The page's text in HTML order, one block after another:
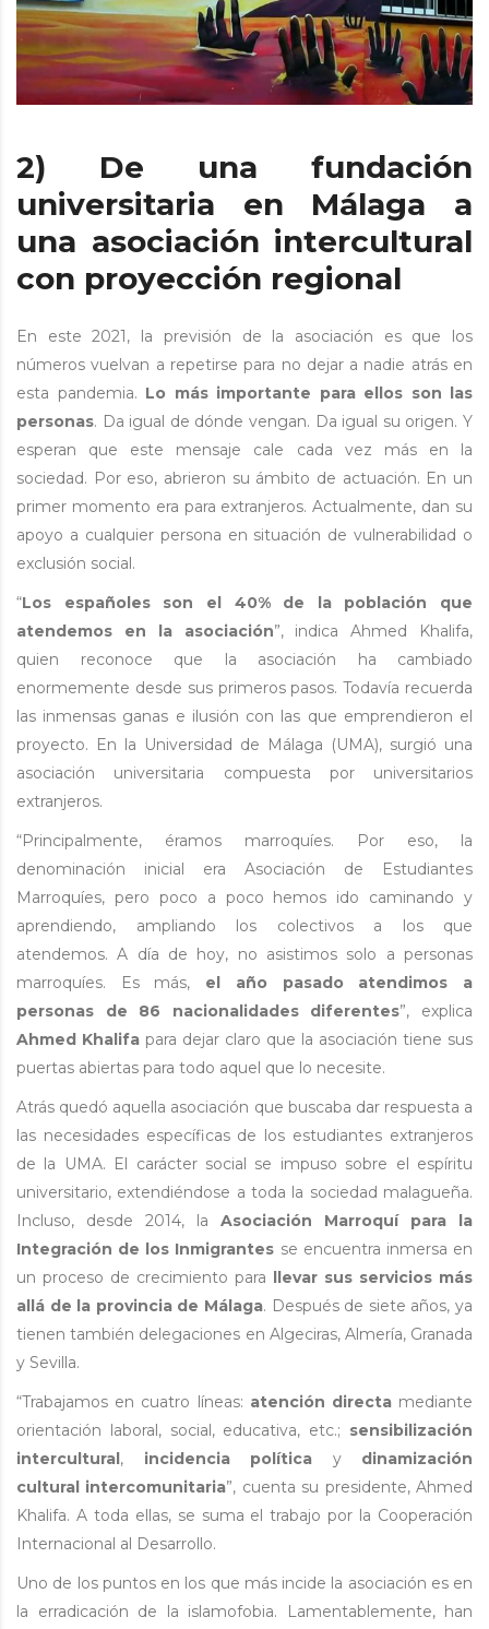
2) De una fundación
universitaria en Málaga a
una asociación intercultural
con proyección regional
En este 2021, la previsión de la asociación es que los
números vuelvan a repetirse para no dejar a nadie atrás en
esta pandemia. Lo más importante para ellos son las
personas. Da igual de dónde vengan. Da igual su origen. Y
esperan que este mensaje cale cada vez más en la
sociedad. Por eso, abrieron su ámbito de actuación. En un
primer momento era para extranjeros. Actualmente, dan su
apoyo a cualquier persona en situación de vulnerabilidad o
exclusión social.
“Los españoles son el 40% de la población que
atendemos en la asociación”, indica Ahmed Khalifa,
quien reconoce que la asociación ha cambiado
enormemente desde sus primeros pasos. Todavía recuerda
las inmensas ganas e ilusión con las que emprendieron el
proyecto. En la Universidad de Málaga (UMA), surgió una
asociación universitaria compuesta por universitarios
extranjeros.
“Principalmente, éramos marroquíes. Por eso, la
denominación inicial era Asociación de Estudiantes
Marroquíes, pero poco a poco hemos ido caminando y
aprendiendo, ampliando los colectivos a los que
atendemos. A día de hoy, no asistimos solo a personas
marroquíes. Es más, el año pasado atendimos a
personas de 86 nacionalidades diferentes”, explica
Ahmed Khalifa para dejar claro que la asociación tiene sus
puertas abiertas para todo aquel que lo necesite.
Atrás quedó aquella asociación que buscaba dar respuesta a
las necesidades específicas de los estudiantes extranjeros
de la UMA. El carácter social se impuso sobre el espíritu
universitario, extendiéndose a toda la sociedad malagueña.
Incluso, desde 2014, la Asociación Marroquí para la
Integración de los Inmigrantes se encuentra inmersa en
un proceso de crecimiento para llevar sus servicios más
allá de la provincia de Málaga. Después de siete años, ya
tienen también delegaciones en Algeciras, Almería, Granada
y Sevilla.
“Trabajamos en cuatro líneas: atención directamediante
orientación laboral, social, educativa, etc.; sensibilización
intercultural, incidencia política y dinamización
cultural intercomunitaria”, cuenta su presidente, Ahmed
Khalifa. A toda ellas, se suma el trabajo por la Cooperación
Internacional al Desarrollo.
Uno de los puntos en los que más incide la asociación es en
la erradicación de la islamofobia. Lamentablemente, han